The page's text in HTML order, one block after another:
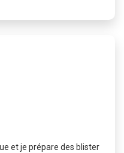
et je prépare des blister